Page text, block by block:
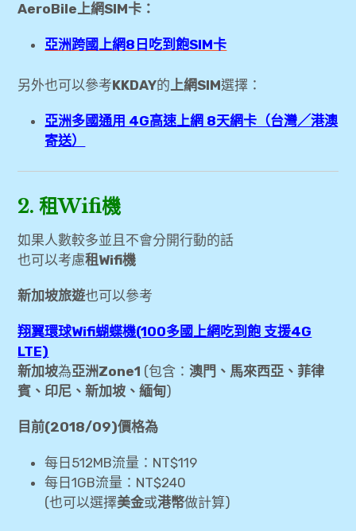
[新加坡旅遊] 聖淘沙天際線斜坡滑車＋空中
蕾水舞秀
[新加坡旅遊] 濱海灣花園、金沙酒店光影水
舞秀、擎天樹叢秀
金融
網站地圖
歐洲旅遊
AeroBile上網SIM卡：
亞洲跨國上網8日吃到飽SIM卡
另外也可以參考KKDAY的 上網SIM選擇：
亞洲多國通用 4G高速上網 8天網卡（台灣／港澳
寄送）
2. 租Wifi機
如果人數較多並且不會分開行動的話
也可以考慮租Wifi機
新加坡旅遊也可以參考
翔翼環球Wifi蝴蝶機(100多國上網吃到飽 支援4G
LTE)
新加坡為亞洲Zone1 (包含：澳門、馬來西亞、菲律
賓、印尼、新加坡、緬甸)
目前(2018/09)價格為
每日512MB流量：NT$119
每日1GB流量：NT$240
(也可以選擇美金或港幣做計算)